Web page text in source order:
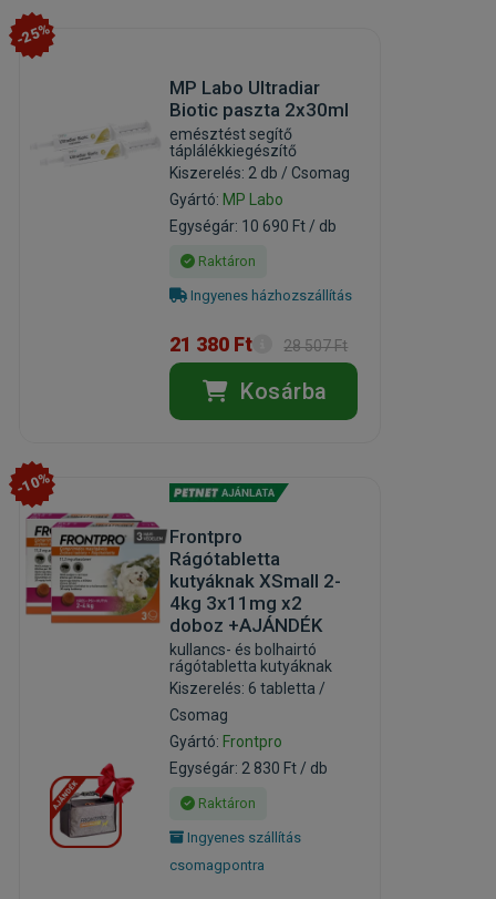
-25%
MP Labo Ultradiar
Biotic paszta 2x30ml
emésztést segítő
táplálékkiegészítő
Kiszerelés: 2 db / Csomag
Gyártó: MP Labo
Egységár: 10 690 Ft / db
Raktáron
Ingyenes házhozszállítás
21 380 Ft 28 507 Ft
Kosárba
-10%
Frontpro
Rágótabletta
kutyáknak XSmall 2-
4kg 3x11mg x2
doboz +AJÁNDÉK
kullancs- és bolhairtó
rágótabletta kutyáknak
Kiszerelés: 6 tabletta /
Csomag
Gyártó: Frontpro
Egységár: 2 830 Ft / db
Raktáron
Ingyenes szállítás
csomagpontra